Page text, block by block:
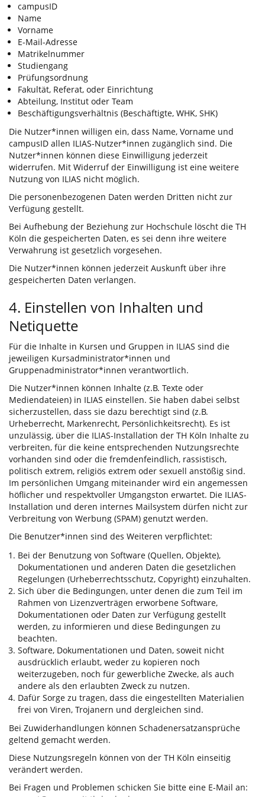
campusID
Name
Vorname
E-Mail-Adresse
Matrikelnummer
Studiengang
Prüfungsordnung
Fakultät, Referat, oder Einrichtung
Abteilung, Institut oder Team
Beschäftigungsverhältnis (Beschäftigte, WHK, SHK)
Die Nutzer*innen willigen ein, dass Name, Vorname und
campusID allen ILIAS-Nutzer*innen zugänglich sind. Die
Nutzer*innen können diese Einwilligung jederzeit
widerrufen. Mit Widerruf der Einwilligung ist eine weitere
Nutzung von ILIAS nicht möglich.
Die personenbezogenen Daten werden Dritten nicht zur
Verfügung gestellt.
Bei Aufhebung der Beziehung zur Hochschule löscht die TH
Köln die gespeicherten Daten, es sei denn ihre weitere
Verwahrung ist gesetzlich vorgesehen.
Die Nutzer*innen können jederzeit Auskunft über ihre
gespeicherten Daten verlangen.
4. Einstellen von Inhalten und
Netiquette
Für die Inhalte in Kursen und Gruppen in ILIAS sind die
jeweiligen Kursadministrator*innen und
Gruppenadministrator*innen verantwortlich.
Die Nutzer*innen können Inhalte (z.B. Texte oder
Mediendateien) in ILIAS einstellen. Sie haben dabei selbst
sicherzustellen, dass sie dazu berechtigt sind (z.B.
Urheberrecht, Markenrecht, Persönlichkeitsrecht). Es ist
unzulässig, über die ILIAS-Installation der TH Köln Inhalte zu
verbreiten, für die keine entsprechenden Nutzungsrechte
vorhanden sind oder die fremdenfeindlich, rassistisch,
politisch extrem, religiös extrem oder sexuell anstößig sind.
Im persönlichen Umgang miteinander wird ein angemessen
höflicher und respektvoller Umgangston erwartet. Die ILIAS-
Installation und deren internes Mailsystem dürfen nicht zur
Verbreitung von Werbung (SPAM) genutzt werden.
Die Benutzer*innen sind des Weiteren verpflichtet:
Bei der Benutzung von Software (Quellen, Objekte),
Dokumentationen und anderen Daten die gesetzlichen
Regelungen (Urheberrechtsschutz, Copyright) einzuhalten.
Sich über die Bedingungen, unter denen die zum Teil im
Rahmen von Lizenzverträgen erworbene Software,
Dokumentationen oder Daten zur Verfügung gestellt
werden, zu informieren und diese Bedingungen zu
beachten.
Software, Dokumentationen und Daten, soweit nicht
ausdrücklich erlaubt, weder zu kopieren noch
weiterzugeben, noch für gewerbliche Zwecke, als auch
andere als den erlaubten Zweck zu nutzen.
Dafür Sorge zu tragen, dass die eingestellten Materialien
frei von Viren, Trojanern und dergleichen sind.
Bei Zuwiderhandlungen können Schadenersatzansprüche
geltend gemacht werden.
Diese Nutzungsregeln können von der TH Köln einseitig
verändert werden.
Bei Fragen und Problemen schicken Sie bitte eine E-Mail an: